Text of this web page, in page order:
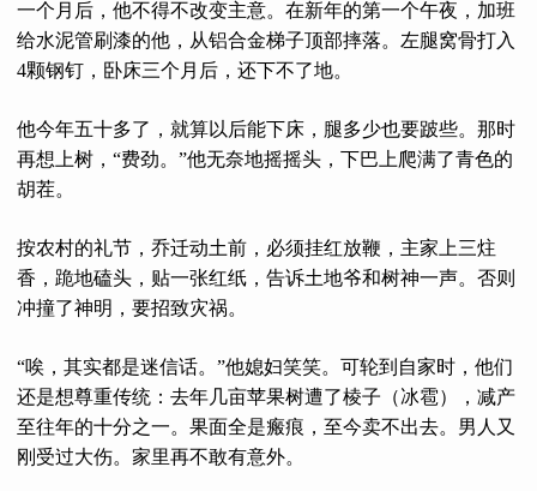
一个月后，他不得不改变主意。在新年的第一个午夜，加班
给水泥管刷漆的他，从铝合金梯子顶部摔落。左腿窝骨打入
4颗钢钉，卧床三个月后，还下不了地。
他今年五十多了，就算以后能下床，腿多少也要跛些。那时
再想上树，“费劲。”他无奈地摇摇头，下巴上爬满了青色的
胡茬。
按农村的礼节，乔迁动土前，必须挂红放鞭，主家上三炷
香，跪地磕头，贴一张红纸，告诉土地爷和树神一声。否则
冲撞了神明，要招致灾祸。
“唉，其实都是迷信话。”他媳妇笑笑。可轮到自家时，他们
还是想尊重传统：去年几亩苹果树遭了棱子（冰雹），减产
至往年的十分之一。果面全是瘢痕，至今卖不出去。男人又
刚受过大伤。家里再不敢有意外。